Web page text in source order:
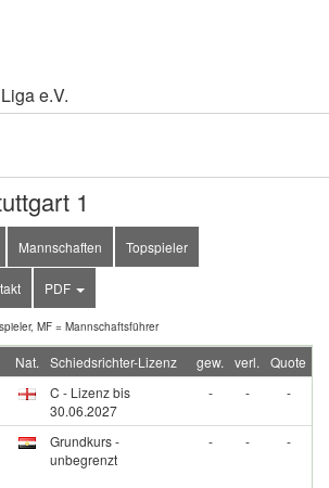
e.V.
1
Mannschaften Topspieler
PDF
MF = Mannschaftsführer
Nat. Schiedsrichter-Lizenz gew. verl.
Quote
C - Lizenz bis
30.06.2027
- - -
Grundkurs -
unbegrenzt
- - -